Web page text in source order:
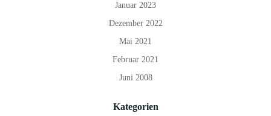
Januar 2023
Dezember 2022
Mai 2021
Februar 2021
Juni 2008
Kategorien